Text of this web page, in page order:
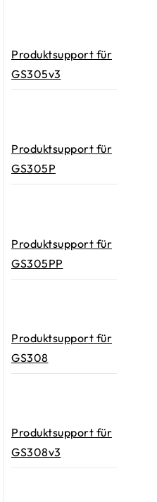
Produktsupport für
GS305v3
Produktsupport für
GS305P
Produktsupport für
GS305PP
Produktsupport für
GS308
Produktsupport für
GS308v3